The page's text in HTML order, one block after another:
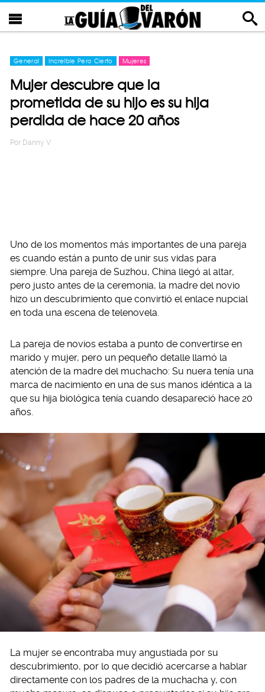
General Increíble Pero Cierto Mujeres
Mujer descubre que la
prometida de su hijo es su hija
perdida de hace 20 años
Por Danny V
Uno de los momentos más importantes de una pareja
es cuando están a punto de unir sus vidas para
siempre. Una pareja de Suzhou, China llegó al altar,
pero justo antes de la ceremonia, la madre del novio
hizo un descubrimiento que convirtió el enlace nupcial
en toda una escena de telenovela.
La pareja de novios estaba a punto de convertirse en
marido y mujer, pero un pequeño detalle llamó la
atención de la madre del muchacho: Su nuera tenía una
marca de nacimiento en una de sus manos idéntica a la
que su hija biológica tenía cuando desapareció hace 20
años.
La mujer se encontraba muy angustiada por su
descubrimiento, por lo que decidió acercarse a hablar
directamente con los padres de la muchacha y, con